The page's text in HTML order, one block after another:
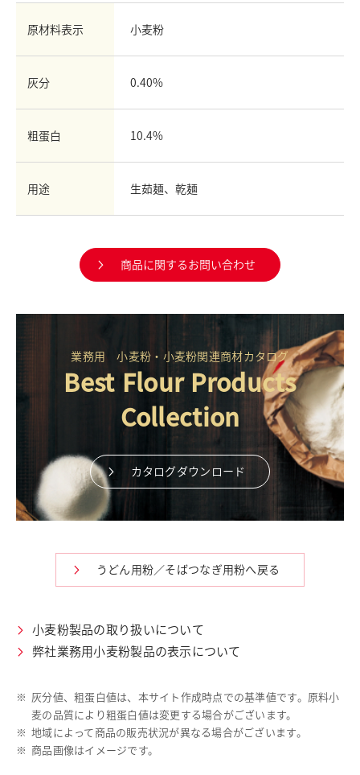
原材料表示 小麦粉
灰分 0.40%
粗蛋白 10.4%
用途 生茹麺、乾麺
商品に関するお問い合わせ
業務用 小麦粉・小麦粉関連商材カタログ
Best Flour Products
Collection
カタログダウンロード
うどん用粉／そばつなぎ用粉へ戻る
小麦粉製品の取り扱いについて
弊社業務用小麦粉製品の表示について
※ 灰分値、粗蛋白値は、本サイト作成時点での基準値です。原料小
麦の品質により粗蛋白値は変更する場合がございます。
※ 地域によって商品の販売状況が異なる場合がございます。
※ 商品画像はイメージです。